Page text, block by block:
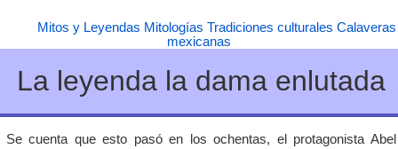
Mitos y Leyendas Mitologías Tradiciones culturales Calaveras
mexicanas
La leyenda la dama enlutada
Se cuenta que esto pasó en los ochentas, el protagonista Abel